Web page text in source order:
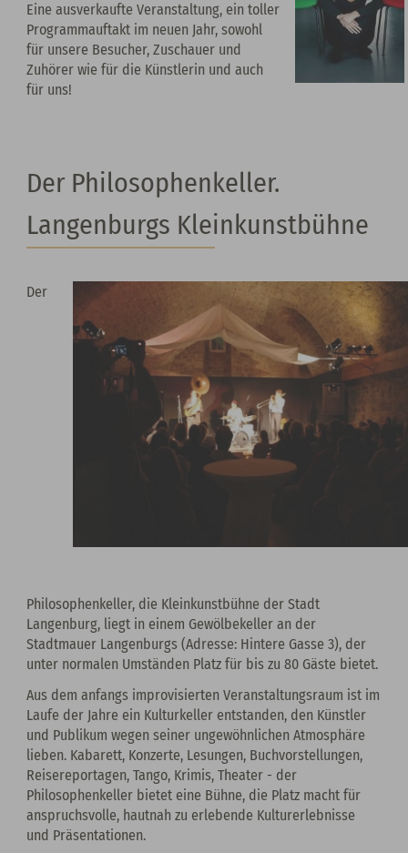
Eine ausverkaufte Veranstaltung, ein toller
Programmauftakt im neuen Jahr, sowohl
für unsere Besucher, Zuschauer und
Zuhörer wie für die Künstlerin und auch
für uns!
Der Philosophenkeller.
Langenburgs Kleinkunstbühne
Der
Philosophenkeller, die Kleinkunstbühne der Stadt
Langenburg, liegt in einem Gewölbekeller an der
Stadtmauer Langenburgs (Adresse: Hintere Gasse 3), der
unter normalen Umständen Platz für bis zu 80 Gäste bietet.
Aus dem anfangs improvisierten Veranstaltungsraum ist im
Laufe der Jahre ein Kulturkeller entstanden, den Künstler
und Publikum wegen seiner ungewöhnlichen Atmosphäre
lieben. Kabarett, Konzerte, Lesungen, Buchvorstellungen,
Reisereportagen, Tango, Krimis, Theater - der
Philosophenkeller bietet eine Bühne, die Platz macht für
anspruchsvolle, hautnah zu erlebende Kulturerlebnisse
und Präsentationen.